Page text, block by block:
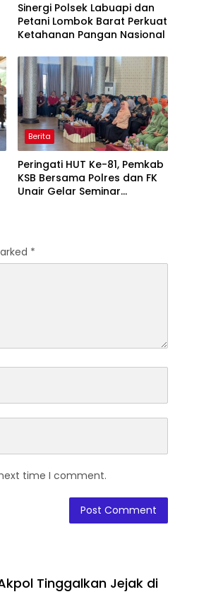
Sinergi Polsek Labuapi dan
Petani Lombok Barat Perkuat
Ketahanan Pangan Nasional
Berita
Peringati HUT Ke-81, Pemkab
KSB Bersama Polres dan FK
Unair Gelar Seminar
*
time I comment.
Tinggalkan Jejak di